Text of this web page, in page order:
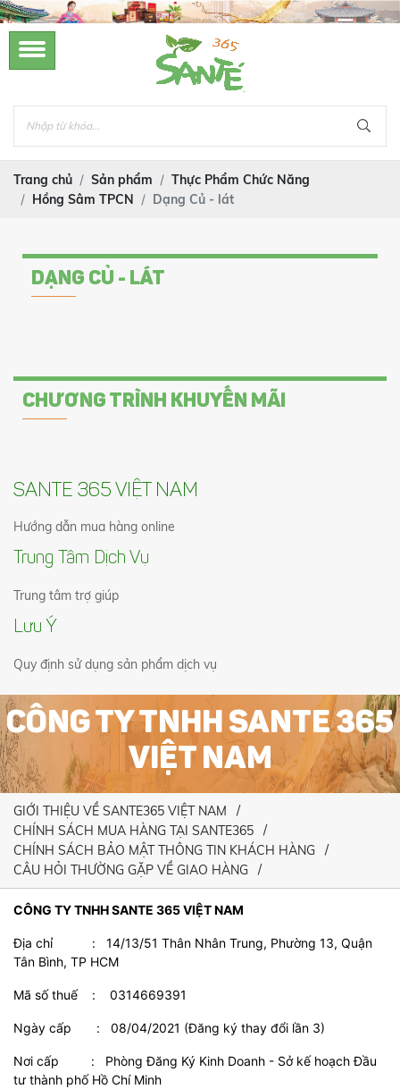
Trang chủ Sản phẩm
Thực Phẩm Chức Năng
Hồng Sâm TPCN
Dạng Củ - lát
DẠNG CỦ - LÁT
CHƯƠNG TRÌNH KHUYẾN MÃI
SANTE 365 VIỆT NAM
Hướng dẫn mua hàng online
Trung Tâm Dịch Vụ
Trung tâm trợ giúp
Lưu Ý
Quy định sử dụng sản phẩm dịch vụ
CÔNG TY TNHH SANTE 365
VIỆT NAM
GIỚI THIỆU VỀ SANTE365 VIỆT NAM
CHÍNH SÁCH MUA HÀNG TẠI SANTE365
CHÍNH SÁCH BẢO MẬT THÔNG TIN KHÁCH HÀNG
CÂU HỎI THƯỜNG GẶP VỀ GIAO HÀNG
CÔNG TY TNHH SANTE 365 VIỆT NAM
Địa chỉ : 14/13/51 Thân Nhân Trung, Phường 13, Quận
Tân Bình, TP HCM
Mã số thuế : 0314669391
Ngày cấp : 08/04/2021 (Đăng ký thay đổi lần 3)
Nơi cấp : Phòng Đăng Ký Kinh Doanh - Sở kế hoạch Đầu
tư thành phố Hồ Chí Minh